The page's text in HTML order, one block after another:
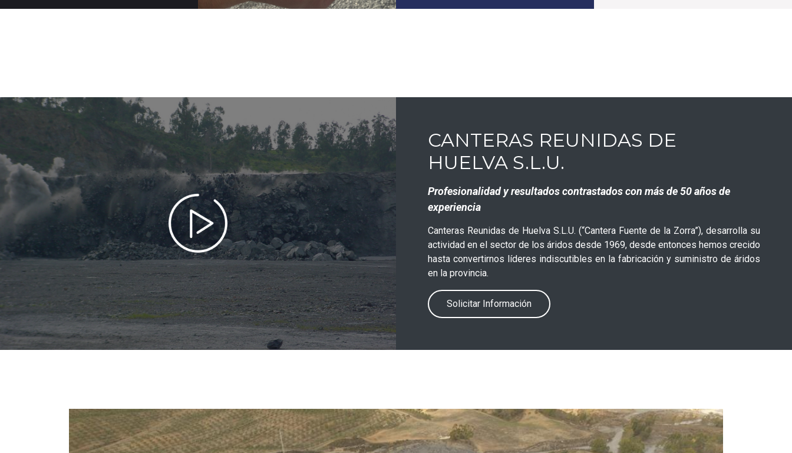
CANTERAS REUNIDAS DE
HUELVA S.L.U.
Profesionalidad y resultados contrastados con más de 50 años de
experiencia
Canteras Reunidas de Huelva S.L.U. (“Cantera Fuente de la Zorra”), desarrolla su
actividad en el sector de los áridos desde 1969, desde entonces hemos crecido
hasta convertirnos líderes indiscutibles en la fabricación y suministro de áridos
en la provincia.
Solicitar Información